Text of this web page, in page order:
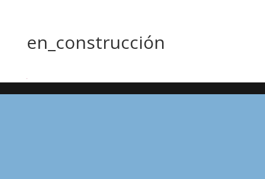
en_construcción